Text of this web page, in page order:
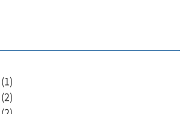
(1)
(2)